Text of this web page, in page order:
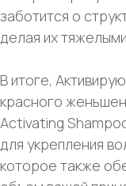
заботится о
делая их
В итоге,
красного
Activating
для укрепления
которое также